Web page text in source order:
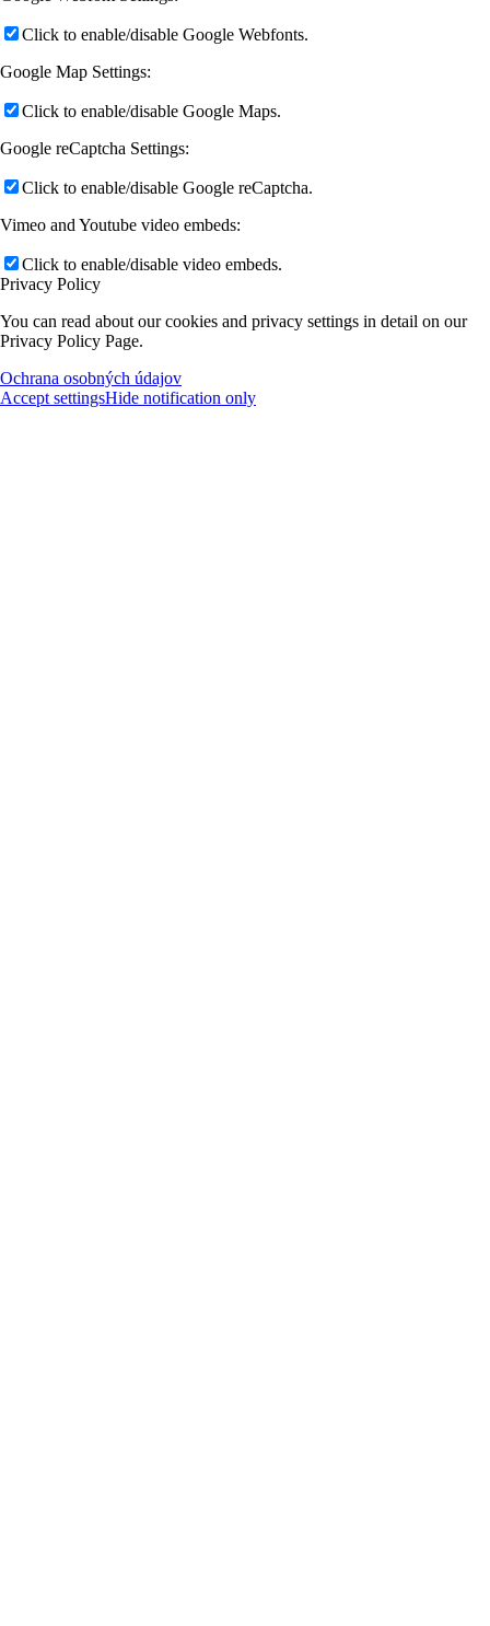
Click to enable/disable Google Webfonts.
Google Map Settings:
Click to enable/disable Google Maps.
Google reCaptcha Settings:
Click to enable/disable Google reCaptcha.
Vimeo and Youtube video embeds:
Click to enable/disable video embeds.
Privacy Policy
You can read about our cookies and privacy settings in detail on our
Privacy Policy Page.
Ochrana osobných údajov
Accept settingsHide notification only